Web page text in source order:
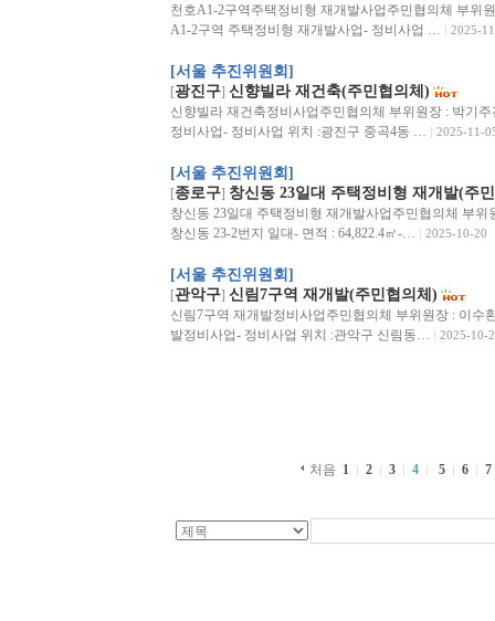
천호A1-2구역주택정비형 재개발사업주민협의체 부위
A1-2구역 주택정비형 재개발사업- 정비사업 …
2025-
[서울 추진위원회]
[광진구] 신향빌라 재건축(주민협의체)
신향빌라 재건축정비사업주민협의체 부위원장 : 박기
정비사업- 정비사업 위치 :광진구 중곡4동 …
2025-11-
[서울 추진위원회]
[종로구] 창신동 23일대 주택정비형 재개발(주
창신동 23일대 주택정비형 재개발사업주민협의체 부위
창신동 23-2번지 일대- 면적 : 64,822.4㎡-…
2025-10-20
[서울 추진위원회]
[관악구] 신림7구역 재개발(주민협의체)
신림7구역 재개발정비사업주민협의체 부위원장 : 이수
발정비사업- 정비사업 위치 :관악구 신림동…
2025-10-
처음 1 2 3 4 5 6 7